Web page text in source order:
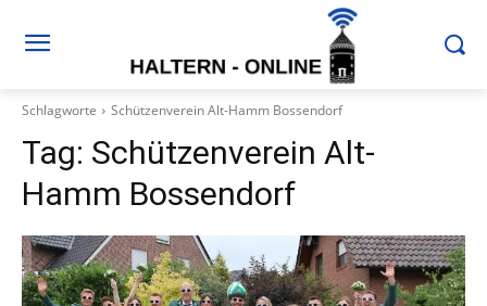
Schlagworte Schützenverein Alt-Hamm Bossendorf
Tag: Schützenverein Alt-
Hamm Bossendorf